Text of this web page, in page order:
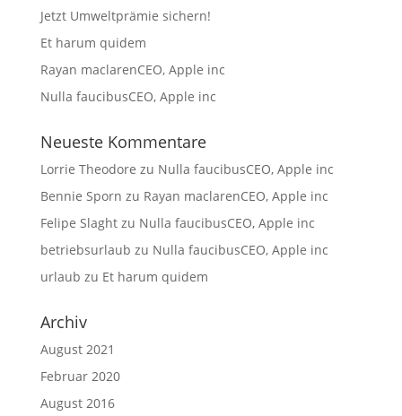
Jetzt Umweltprämie sichern!
Et harum quidem
Rayan maclarenCEO, Apple inc
Nulla faucibusCEO, Apple inc
Neueste Kommentare
Lorrie Theodore zu Nulla faucibusCEO, Apple inc
Bennie Sporn zu Rayan maclarenCEO, Apple inc
Felipe Slaghtzu Nulla faucibusCEO, Apple inc
betriebsurlaub zu Nulla faucibusCEO, Apple inc
urlaub zu Et harum quidem
Archiv
August 2021
Februar 2020
August 2016